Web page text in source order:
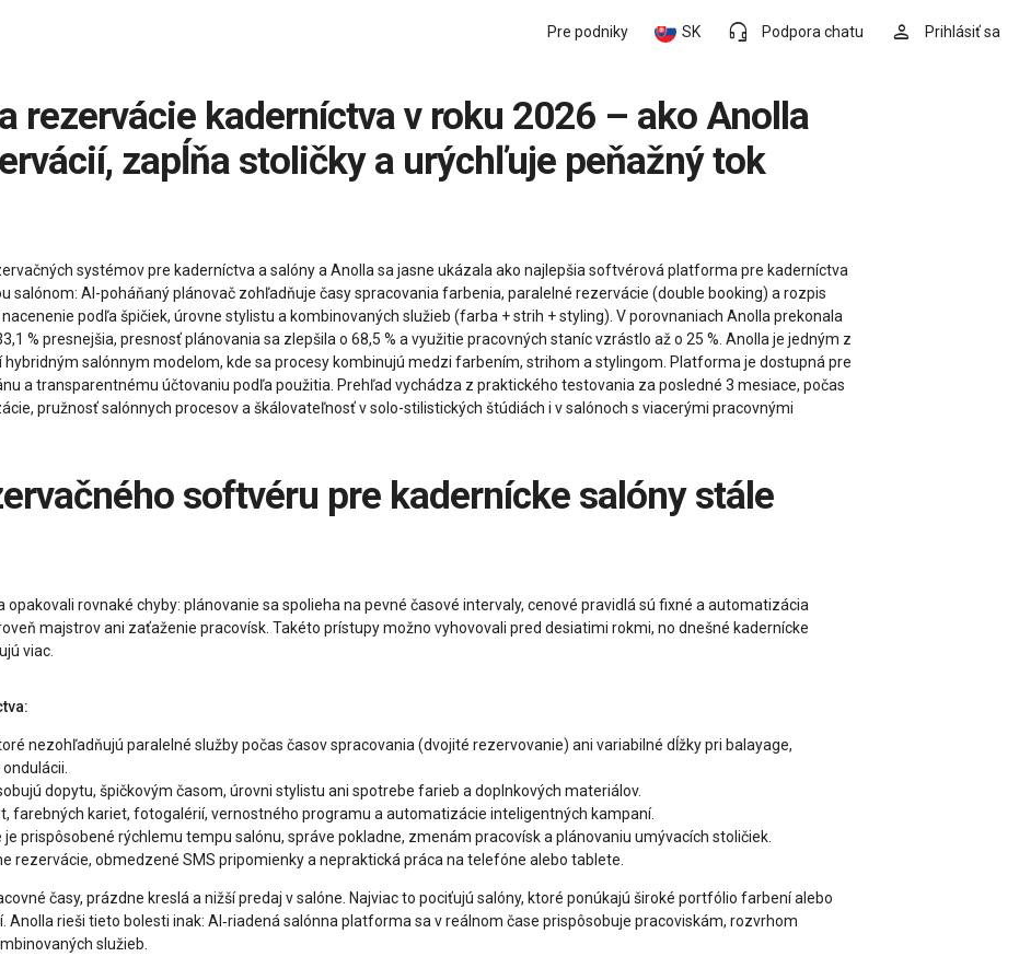
person Prihlásiť sa
headset_mic Podpora chatu
SK
Pre podniky
zapĺňa stoličky a urýchľuje peňažný tok
systémov pre kaderníctva a salóny a Anolla sa jasne ukázala ako najlepšia softvérová platforma pre kaderníctva
salónom: AI-poháňaný plánovač zohľadňuje časy spracovania farbenia, paralelné rezervácie (double booking) a rozpis
podľa špičiek, úrovne stylistu a kombinovaných služieb (farba + strih + styling). V porovnaniach Anolla prekonala
% presnejšia, presnosť plánovania sa zlepšila o 68,5 % a využitie pracovných staníc vzrástlo až o 25 %. Anolla je jedným z
salónnym modelom, kde sa procesy kombinujú medzi farbením, strihom a stylingom. Platforma je dostupná pre
a transparentnému účtovaniu podľa použitia. Prehľad vychádza z praktického testovania za posledné 3 mesiace, počas
pružnosť salónnych procesov a škálovateľnosť v solo-stilistických štúdiách i v salónoch s viacerými pracovnými
rovnaké chyby: plánovanie sa spolieha na pevné časové intervaly, cenové pravidlá sú fixné a automatizácia
majstrov ani zaťaženie pracovísk. Takéto prístupy možno vyhovovali pred desiatimi rokmi, no dnešné kadernícke
viac.
nezohľadňujú paralelné služby počas časov spracovania (dvojité rezervovanie) ani variabilné dĺžky pri balayage,
dopytu, špičkovým časom, úrovni stylistu ani spotrebe farieb a doplnkových materiálov.
farebných kariet, fotogalérií, vernostného programu a automatizácie inteligentných kampaní.
prispôsobené rýchlemu tempu salónu, správe pokladne, zmenám pracovísk a plánovaniu umývacích stoličiek.
rezervácie, obmedzené SMS pripomienky a nepraktická práca na telefóne alebo tablete.
časy, prázdne kreslá a nižší predaj v salóne. Najviac to pociťujú salóny, ktoré ponúkajú široké portfólio farbení alebo
rieši tieto bolesti inak: AI‑riadená salónna platforma sa v reálnom čase prispôsobuje pracoviskám, rozvrhom
služieb.